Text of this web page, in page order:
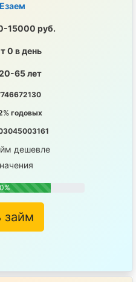
15000 руб.
0 в день
65 лет
годовых
дешевле
займ